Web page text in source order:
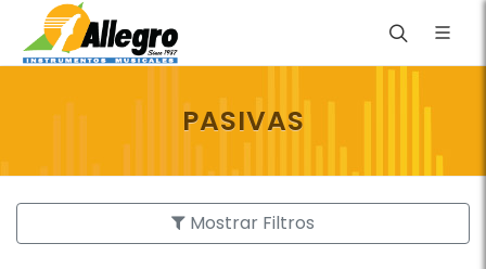
PASIVAS
Mostrar Filtros